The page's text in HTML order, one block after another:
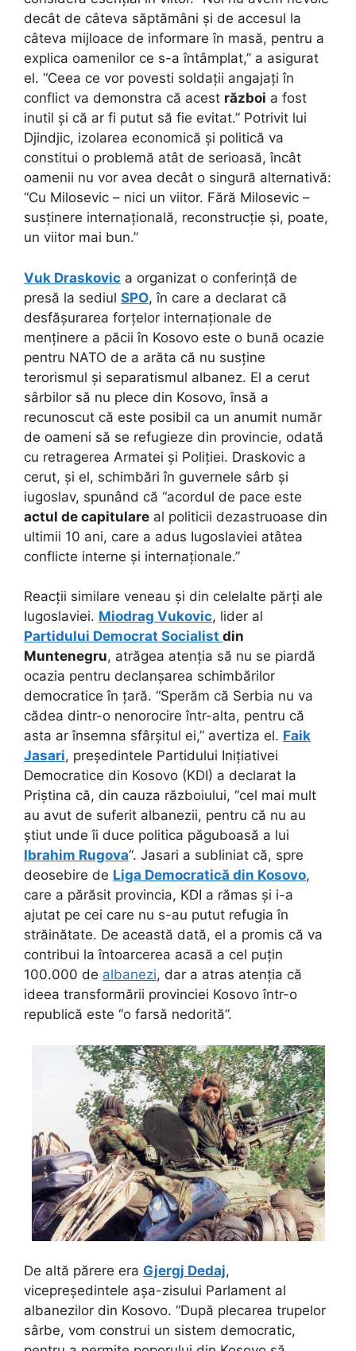
decât de câteva săptămâni și de accesul la
câteva mijloace de informare în masă, pentru a
explica oamenilor ce s-a întâmplat,” a asigurat
el. “Ceea ce vor povesti soldații angajați în
conflict va demonstra că acest război a fost
inutil și că ar fi putut să fie evitat.” Potrivit lui
Djindjic, izolarea economică și politică va
constitui o problemă atât de serioasă, încât
oamenii nu vor avea decât o singură alternativă:
“Cu Milosevic – nici un viitor. Fără Milosevic –
susținere internațională, reconstrucție și, poate,
un viitor mai bun.”
Vuk Draskovic a organizat o conferință de
presă la sediul SPO, în care a declarat că
desfășurarea forțelor internaționale de
menținere a păcii în Kosovo este o bună ocazie
pentru NATO de a arăta că nu susține
terorismul și separatismul albanez. El a cerut
sârbilor să nu plece din Kosovo, însă a
recunoscut că este posibil ca un anumit număr
de oameni să se refugieze din provincie, odată
cu retragerea Armatei și Poliției. Draskovic a
cerut, și el, schimbări în guvernele sârb și
iugoslav, spunând că “acordul de pace este
actul de capitulare al politicii dezastruoase din
ultimii 10 ani, care a adus Iugoslaviei atâtea
conflicte interne și internaționale.”
Reacții similare veneau și din celelalte părți ale
Iugoslaviei. Miodrag Vukovic, lider al
Partidului Democrat Socialist din
Muntenegru, atrăgea atenția să nu se piardă
ocazia pentru declanșarea schimbărilor
democratice în țară. “Sperăm că Serbia nu va
cădea dintr-o nenorocire într-alta, pentru că
asta ar însemna sfârșitul ei,” avertiza el. Faik
Jasari, președintele Partidului Inițiativei
Democratice din Kosovo (KDI) a declarat la
Priștina că, din cauza războiului, “cel mai mult
au avut de suferit albanezii, pentru că nu au
știut unde îi duce politica păguboasă a lui
Ibrahim Rugova“. Jasari a subliniat că, spre
deosebire de Liga Democratică din Kosovo,
care a părăsit provincia, KDI a rămas și i-a
ajutat pe cei care nu s-au putut refugia în
străinătate. De această dată, el a promis că va
contribui la întoarcerea acasă a cel puțin
100.000 de albanezi, dar a atras atenția că
ideea transformării provinciei Kosovo într-o
republică este “o farsă nedorită”.
De altă părere era Gjergj Dedaj,
vicepreședintele așa-zisului Parlament al
albanezilor din Kosovo. “După plecarea trupelor
sârbe, vom construi un sistem democratic,